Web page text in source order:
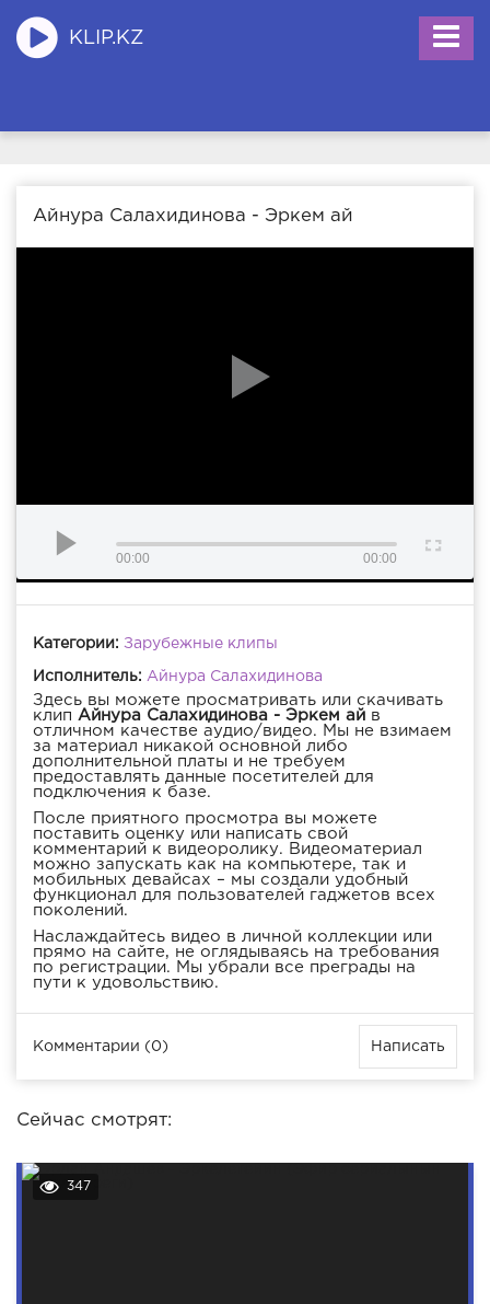
KLIP.KZ
Айнура Салахидинова - Эркем ай
00:00 00:00
Категории: Зарубежные клипы
Исполнитель: Айнура Салахидинова
Здесь вы можете просматривать или скачивать
клип Айнура Салахидинова - Эркем ай в
отличном качестве аудио/видео. Мы не взимаем
за материал никакой основной либо
дополнительной платы и не требуем
предоставлять данные посетителей для
подключения к базе.
После приятного просмотра вы можете
поставить оценку или написать свой
комментарий к видеоролику. Видеоматериал
можно запускать как на компьютере, так и
мобильных девайсах – мы создали удобный
функционал для пользователей гаджетов всех
поколений.
Наслаждайтесь видео в личной коллекции или
прямо на сайте, не оглядываясь на требования
по регистрации. Мы убрали все преграды на
пути к удовольствию.
Комментарии (0) Написать
Сейчас смотрят:
347